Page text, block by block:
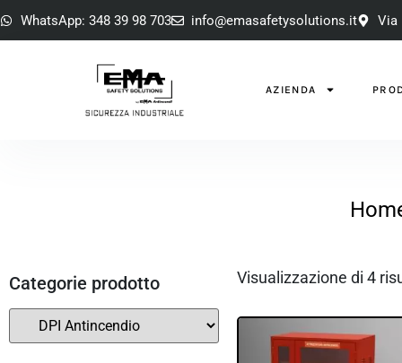
WhatsApp: 348 39 98 703 info@emasafetysolutions.it Via
AZIENDA
Categorie prodotto Visualizzazione di 4